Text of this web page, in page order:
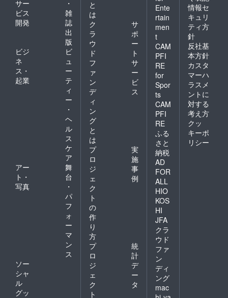
サー
ビス
開発
・
雑
誌
出
版
ビジ
ネ
ス・
起業
ビ
ュ
ー
テ
ィ
ー
・
ヘ
ル
ス
ケ
ア
アー
ト・
写真
舞
台
・
パ
フ
ォ
ー
マ
ン
ス
ソー
シャ
ル
グッ
と
は
ク
ラ
ウ
ド
フ
ァ
ン
デ
ィ
ン
グ
と
は
サ
ポ
ー
ト
サ
ー
ビ
ス
プ
ロ
ジ
ェ
ク
ト
の
作
り
方
実
施
事
例
プ
ロ
ジ
ェ
ク
ト
統
計
デ
ー
タ
Ente
rtain
men
t
CAM
PFI
RE
for
Spor
ts
CAM
PFI
RE
ふる
さと
納税
AD
FOR
ALL
HIO
KOS
HI
JFA
クラ
ウド
ファ
ン
ディ
ング
mac
情報セ
キュリ
ティ方
針
反社基
本方針
カスタ
マーハ
ラスメ
ントに
対する
考え方
クッ
キーポ
リシー